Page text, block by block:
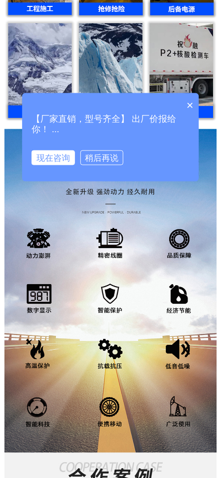
×
【厂家直销，型号齐全】 出厂价报给
你！ ...
现在咨询 稍后再说